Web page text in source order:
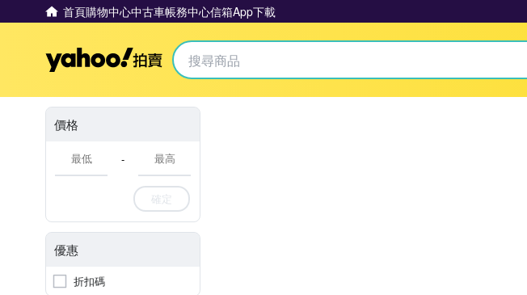
首頁購物中心中古車帳務中心信箱App下載
Yahoo拍賣
價格
-
確定
優惠
折扣碼